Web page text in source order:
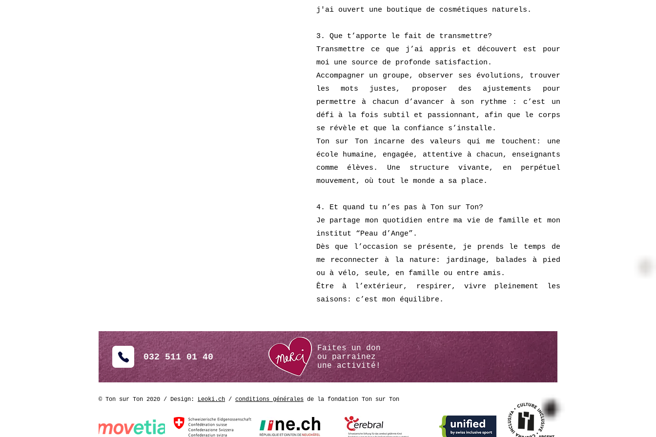
j'ai ouvert une boutique de cosmétiques naturels.
3. Que t’apporte le fait de transmettre?
Transmettre ce que j’ai appris et découvert est pour
moi une source de profonde satisfaction.
Accompagner un groupe, observer ses évolutions, trouver
les mots justes, proposer des ajustements pour
permettre à chacun d’avancer à son rythme : c’est un
défi à la fois subtil et passionnant, afin que le corps
se révèle et que la confiance s’installe.
Ton sur Ton incarne des valeurs qui me touchent: une
école humaine, engagée, attentive à chacun, enseignants
comme élèves. Une structure vivante, en perpétuel
mouvement, où tout le monde a sa place.
4. Et quand tu n’es pas à Ton sur Ton?
Je partage mon quotidien entre ma vie de famille et mon
institut “Peau d’Ange”.
Dès que l’occasion se présente, je prends le temps de
me reconnecter à la nature: jardinage, balades à pied
ou à vélo, seule, en famille ou entre amis.
Être à l’extérieur, respirer, vivre pleinement les
saisons: c’est mon équilibre.
Faites un don
ou parrainez
une activité!
032 511 01 40
© Ton sur Ton 2020 / Design: Leoki.ch / conditions générales de la fondation Ton sur Ton